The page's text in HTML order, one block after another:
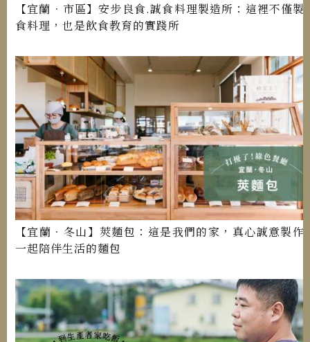
【宜蘭．市區】安步良食.誠食料理製造所：這裡不僅製
食料理，也是飲食教育的實踐所
【宜蘭．冬山】莢麵包：這是我們的家，真心誠意製作
一起陪伴生活的麵包